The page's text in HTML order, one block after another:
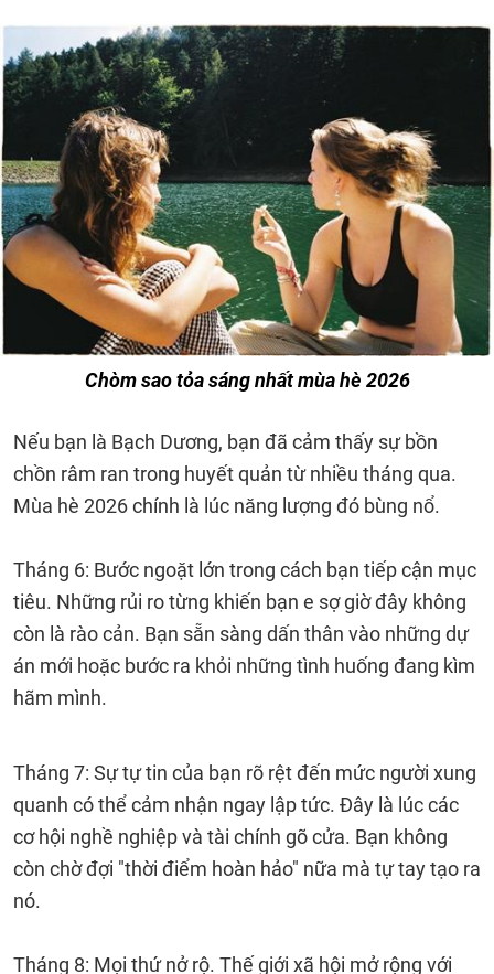
Chòm sao tỏa sáng nhất mùa hè 2026
Nếu bạn là Bạch Dương, bạn đã cảm thấy sự bồn
chồn râm ran trong huyết quản từ nhiều tháng qua.
Mùa hè 2026 chính là lúc năng lượng đó bùng nổ.
Tháng 6: Bước ngoặt lớn trong cách bạn tiếp cận mục
tiêu. Những rủi ro từng khiến bạn e sợ giờ đây không
còn là rào cản. Bạn sẵn sàng dấn thân vào những dự
án mới hoặc bước ra khỏi những tình huống đang kìm
hãm mình.
Tháng 7: Sự tự tin của bạn rõ rệt đến mức người xung
quanh có thể cảm nhận ngay lập tức. Đây là lúc các
cơ hội nghề nghiệp và tài chính gõ cửa. Bạn không
còn chờ đợi "thời điểm hoàn hảo" nữa mà tự tay tạo ra
nó.
Tháng 8: Mọi thứ nở rộ. Thế giới xã hội mở rộng với